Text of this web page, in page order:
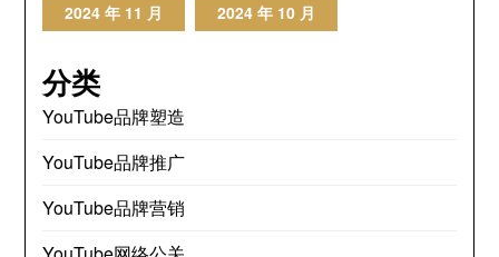
2024 年 11 月 2024 年 10 月
分类
YouTube品牌塑造
YouTube品牌推广
YouTube品牌营销